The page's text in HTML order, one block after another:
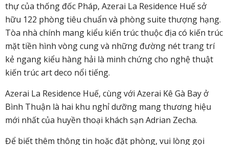
thự của thống đốc Pháp, Azerai La Residence Huế sở
hữu 122 phòng tiêu chuẩn và phòng suite thượng hạng.
Tòa nhà chính mang kiểu kiến trúc thuộc địa có kiến trúc
mặt tiền hình vòng cung và những đường nét trang trí
kẻ ngang kiểu hàng hải là minh chứng cho nghệ thuật
kiến trúc art deco nổi tiếng.
Azerai La Residence Huế, cùng với Azerai Kê Gà Bay ở
Bình Thuận là hai khu nghỉ dưỡng mang thương hiệu
mới nhất của huyền thoại khách sạn Adrian Zecha.
Để biết thêm thông tin hoặc đặt phòng, vui lòng gọi